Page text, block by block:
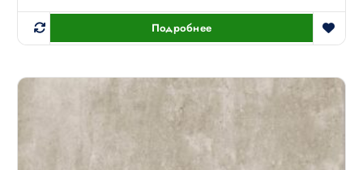
Подробнее